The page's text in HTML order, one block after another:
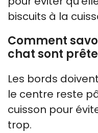
biscuits à la
Comment
chat sont
Les bords
le centre reste
cuisson pour
trop.